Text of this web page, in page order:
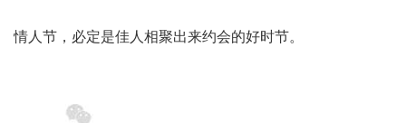
情人节，必定是佳人相聚出来约会的好时节。